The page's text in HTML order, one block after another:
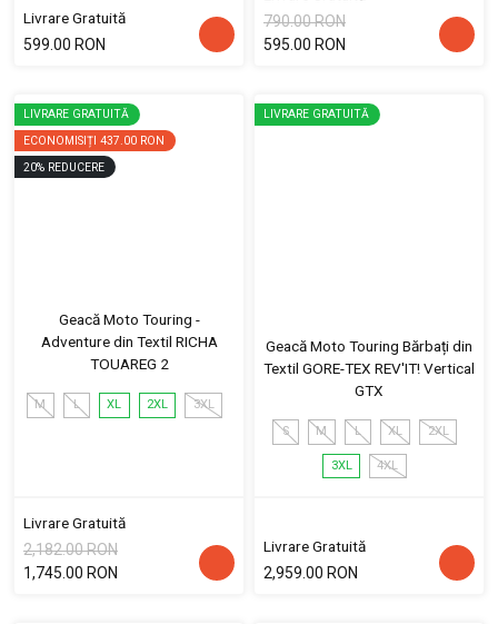
Livrare Gratuită
599.00 RON
790.00 RON
595.00 RON
LIVRARE GRATUITĂ
ECONOMISIȚI 437.00 RON
20% REDUCERE
Geacă Moto Touring -
Adventure din Textil RICHA
TOUAREG 2
M L XL 2XL 3XL
Livrare Gratuită
2,182.00 RON
1,745.00 RON
LIVRARE GRATUITĂ
Geacă Moto Touring Bărbați din
Textil GORE-TEX REV'IT! Vertical
GTX
S M L XL 2XL
3XL 4XL
Livrare Gratuită
2,959.00 RON